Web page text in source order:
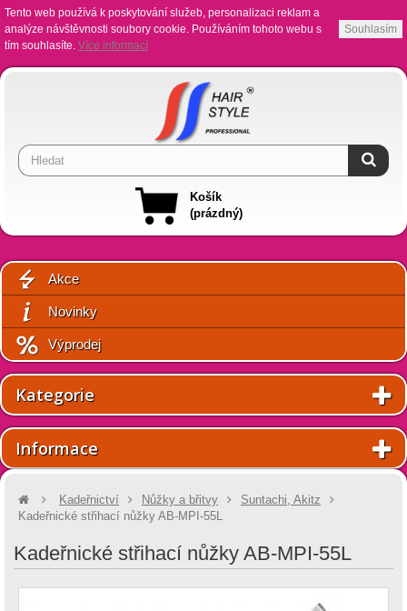
Tento web používá k poskytování služeb, personalizaci reklam a
analýze návštěvnosti soubory cookie. Používáním tohoto webu s
tím souhlasíte. Více informací
Souhlasím
Košík
(prázdný)
Akce
Novinky
Výprodej
Kategorie
Informace
Kadeřnictví Nůžky a břitvy
Suntachi, Akitz
Kadeřnické střihací nůžky AB-MPI-55L
Kadeřnické střihací nůžky AB-MPI-55L